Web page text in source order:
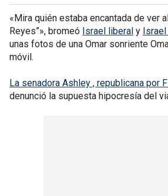
«Mira quién estaba encantada de ver
Reyes”», bromeó Israel liberal y
unas fotos de una Omar sonriente
móvil.
La senadora Ashley , republicana por
denunció la supuesta hipocresía del